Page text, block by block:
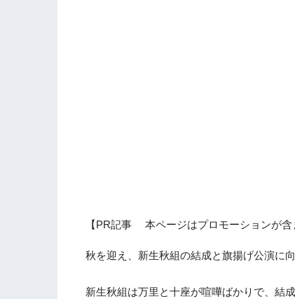
【PR記事 本ページはプロモーションが含
秋を迎え、新生秋組の結成と旗揚げ公演に
新生秋組は万里と十座が喧嘩ばかりで、結